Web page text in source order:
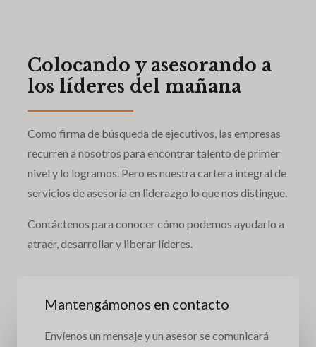
Colocando y asesorando a
los líderes del mañana
Como firma de búsqueda de ejecutivos, las empresas
recurren a nosotros para encontrar talento de primer
nivel y lo logramos. Pero es nuestra cartera integral de
servicios de asesoría en liderazgo lo que nos distingue.
Contáctenos para conocer cómo podemos ayudarlo a
atraer, desarrollar y liberar líderes.
Mantengámonos en contacto
Envíenos un mensaje y un asesor se comunicará